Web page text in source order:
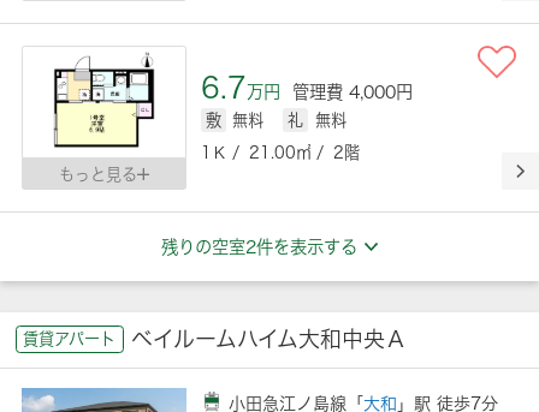
もっと見る
6.7万円 管理費 4,000円
敷 無料 礼
無料
1Ｋ / 21.00㎡ / 2階
残りの空室2件を表示する
賃貸アパート ベイルームハイム大和中央Ａ
小田急江ノ島線「 大和 」駅 徒歩7分